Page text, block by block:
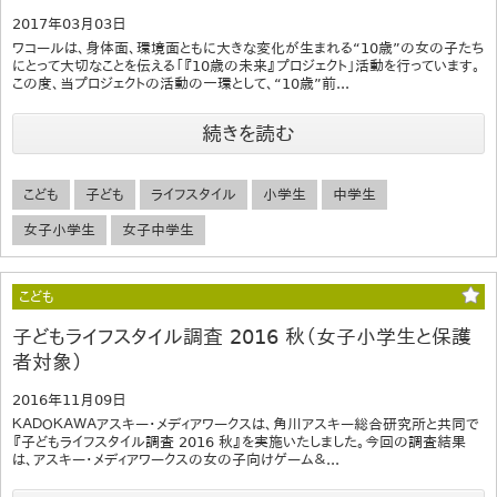
2017年03月03日
ワコールは、身体面、環境面ともに大きな変化が生まれる“10歳”の女の子たち
にとって大切なことを伝える「『10歳の未来』プロジェクト」活動を行っています。
この度、当プロジェクトの活動の一環として、“10歳”前...
続きを読む
こども 子ども ライフスタイル 小学生 中学生
女子小学生 女子中学生
こども
子どもライフスタイル調査 2016 秋（女子小学生と保護
者対象）
2016年11月09日
ＫＡＤＯＫＡＷＡアスキー・メディアワークスは、角川アスキー総合研究所と共同で
『子どもライフスタイル調査 2016 秋』を実施いたしました。今回の調査結果
は、アスキー・メディアワークスの女の子向けゲーム＆...